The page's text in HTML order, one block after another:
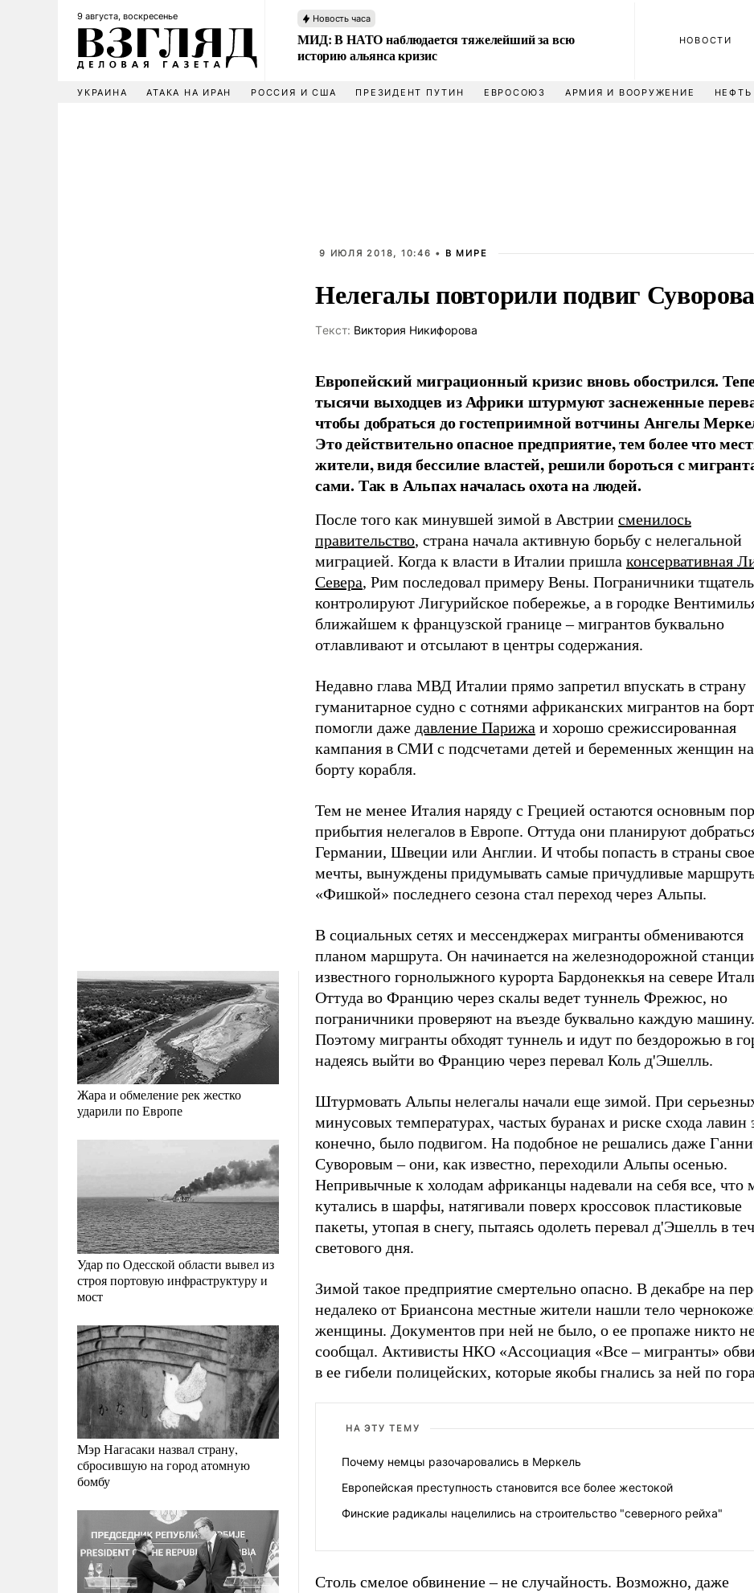
9 августа, воскресенье Новость часа
МИД: В НАТО наблюдается тяжелейший за всю
историю альянса кризис
НОВОСТИ
УКРАИНА АТАКА НА ИРАН РОССИЯ И США ПРЕЗИДЕНТ ПУТИН ЕВРОСОЮЗ АРМИЯ И ВООРУЖЕНИЕ НЕФТЬ
Жара и обмеление рек жестко
ударили по Европе
Удар по Одесской области вывел из
строя портовую инфраструктуру и
мост
Мэр Нагасаки назвал страну,
сбросившую на город атомную
бомбу
9 ИЮЛЯ 2018, 10:46 • В МИРЕ
Нелегалы повторили подвиг Суворова
Tекст: Виктория Никифорова
Европейский миграционный кризис вновь обострился.
тысячи выходцев из Африки штурмуют заснеженные
чтобы добраться до гостеприимной вотчины Ангелы
Это действительно опасное предприятие, тем более что
жители, видя бессилие властей, решили бороться с
сами. Так в Альпах началась охота на людей.
После того как минувшей зимой в Австрии сменилось
правительство, страна начала активную борьбу с нелегальной
миграцией. Когда к власти в Италии пришла консервативная
Севера, Рим последовал примеру Вены. Пограничники
контролируют Лигурийское побережье, а в городке
ближайшем к французской границе – мигрантов буквально
отлавливают и отсылают в центры содержания.
Недавно глава МВД Италии прямо запретил впускать в страну
гуманитарное судно с сотнями африканских мигрантов на
помогли даже давление Парижа и хорошо срежиссированная
кампания в СМИ с подсчетами детей и беременных женщин на
борту корабля.
Тем не менее Италия наряду с Грецией остаются основным
прибытия нелегалов в Европе. Оттуда они планируют
Германии, Швеции или Англии. И чтобы попасть в страны
мечты, вынуждены придумывать самые причудливые
«Фишкой» последнего сезона стал переход через Альпы.
В социальных сетях и мессенджерах мигранты обмениваются
планом маршрута. Он начинается на железнодорожной
известного горнолыжного курорта Бардонеккья на севере
Оттуда во Францию через скалы ведет туннель Фрежюс, но
пограничники проверяют на въезде буквально каждую машину.
Поэтому мигранты обходят туннель и идут по бездорожью в
надеясь выйти во Францию через перевал Коль д'Эшелль.
Штурмовать Альпы нелегалы начали еще зимой. При
минусовых температурах, частых буранах и риске схода лавин
конечно, было подвигом. На подобное не решались даже
Суворовым – они, как известно, переходили Альпы осенью.
Непривычные к холодам африканцы надевали на себя все, что
кутались в шарфы, натягивали поверх кроссовок пластиковые
пакеты, утопая в снегу, пытаясь одолеть перевал д'Эшелль в
светового дня.
Зимой такое предприятие смертельно опасно. В декабре на
недалеко от Бриансона местные жители нашли тело
женщины. Документов при ней не было, о ее пропаже никто
сообщал. Активисты НКО «Ассоциация «Все – мигранты»
в ее гибели полицейских, которые якобы гнались за ней по
НА ЭТУ ТЕМУ
Почему немцы разочаровались в Меркель
Европейская преступность становится все более жестокой
Финские радикалы нацелились на строительство "северного рейха"
Столь смелое обвинение – не случайность. Возможно, даже